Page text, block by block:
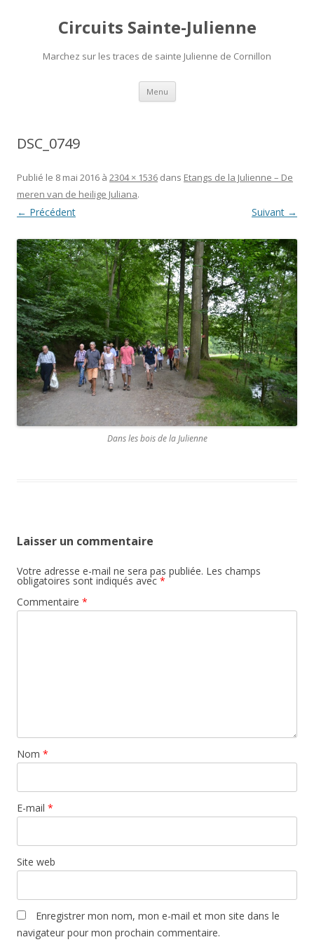
Circuits Sainte-Julienne
Marchez sur les traces de sainte Julienne de Cornillon
Menu Aller
contenu
DSC_0749
Publié le 8 mai 2016 à 2304 × 1536 dans Etangs de la Julienne – De
meren van de heilige Juliana.
← Précédent Suivant →
Dans les bois de la Julienne
Laisser un commentaire
Votre adresse e-mail ne sera pas publiée. Les champs
obligatoires sont indiqués avec *
Commentaire *
Nom *
E-mail *
Site web
Enregistrer mon nom, mon e-mail et mon site dans le
navigateur pour mon prochain commentaire.